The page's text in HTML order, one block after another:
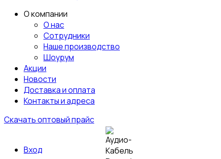
О компании
О нас
Сотрудники
Наше производство
Шоурум
Акции
Новости
Доставка и оплата
Контакты и адреса
Скачать оптовый прайс
Вход